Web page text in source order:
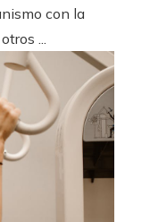
con la
...